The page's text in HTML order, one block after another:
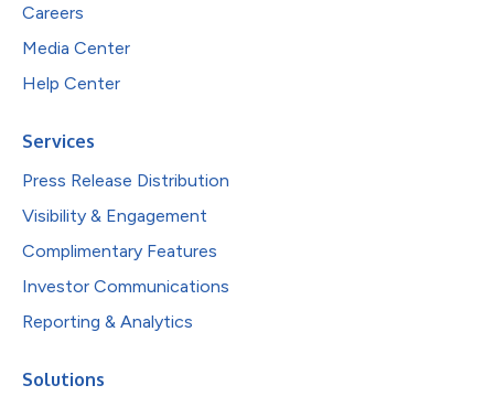
Careers
Media Center
Help Center
Services
Press Release Distribution
Visibility & Engagement
Complimentary Features
Investor Communications
Reporting & Analytics
Solutions